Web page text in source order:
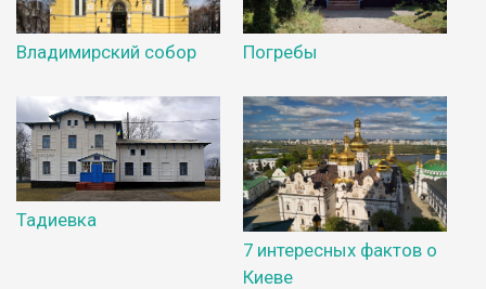
Владимирский собор Погребы
Тадиевка
7 интересных фактов о
Киеве